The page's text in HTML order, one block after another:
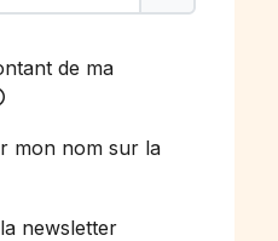
de ma
mon nom sur la
newsletter